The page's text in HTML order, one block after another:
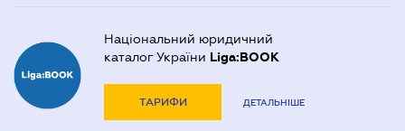
Національний юридичний
каталог України Liga:BOOK
ТАРИФИ ДЕТАЛЬНІШЕ